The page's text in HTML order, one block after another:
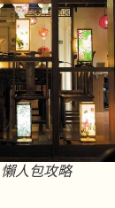
懶人包攻略